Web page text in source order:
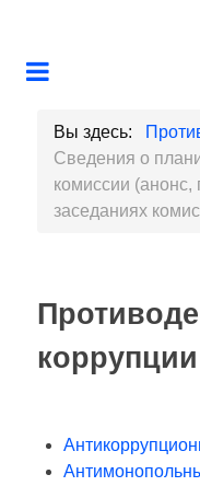
Вы здесь:
Сведения о
комиссии (анонс,
заседаниях
коррупции